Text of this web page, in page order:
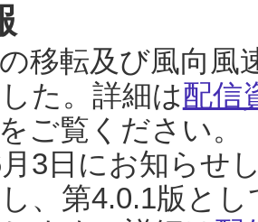
移転及び風向風
た。詳細は配信
をご覧ください。
3日にお知らせ
、第4.0.1版と